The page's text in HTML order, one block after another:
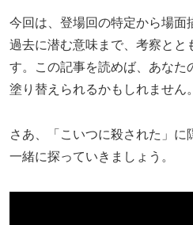
今回は、登場回の特定から場面
過去に潜む意味まで、考察とと
す。この記事を読めば、あなた
塗り替えられるかもしれません。
さあ、「こいつに殺された」に
一緒に探っていきましょう。